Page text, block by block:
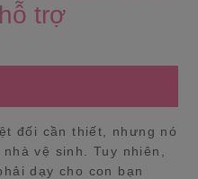
trợ
đối cần thiết, nhưng nó
vệ sinh. Tuy nhiên,
dạy cho con bạn